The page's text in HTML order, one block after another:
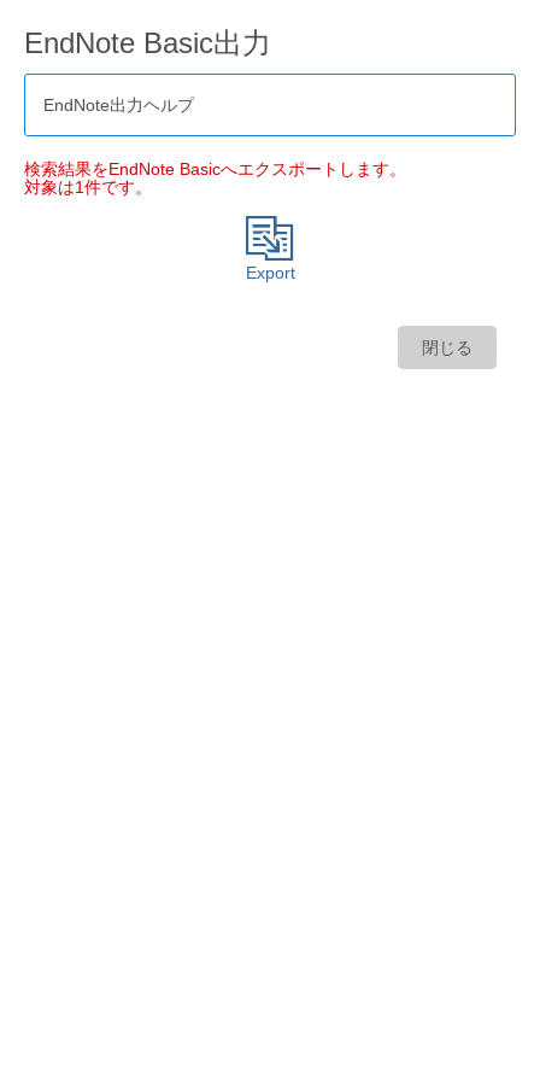
EndNote Basic出力
EndNote出力ヘルプ
検索結果をEndNote Basicへエクスポートします。
対象は1件です。
Export